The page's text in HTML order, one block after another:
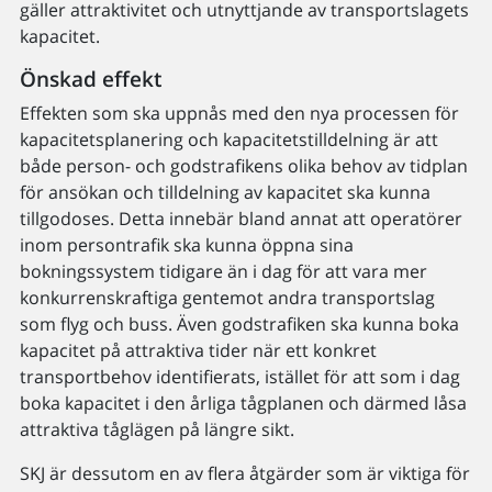
gäller attraktivitet och utnyttjande av transportslagets
kapacitet.
Önskad effekt
Effekten som ska uppnås med den nya processen för
kapacitetsplanering och kapacitetstilldelning är att
både person- och godstrafikens olika behov av tidplan
för ansökan och tilldelning av kapacitet ska kunna
tillgodoses. Detta innebär bland annat att operatörer
inom persontrafik ska kunna öppna sina
bokningssystem tidigare än i dag för att vara mer
konkurrenskraftiga gentemot andra transportslag
som flyg och buss. Även godstrafiken ska kunna boka
kapacitet på attraktiva tider när ett konkret
transportbehov identifierats, istället för att som i dag
boka kapacitet i den årliga tågplanen och därmed låsa
attraktiva tåglägen på längre sikt.
SKJ är dessutom en av flera åtgärder som är viktiga för